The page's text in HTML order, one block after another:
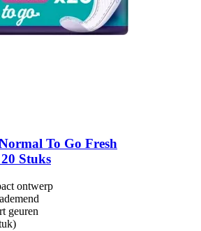
To Go Fresh
Stuks
ontwerp
geuren